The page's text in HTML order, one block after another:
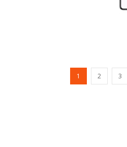
1 2 3